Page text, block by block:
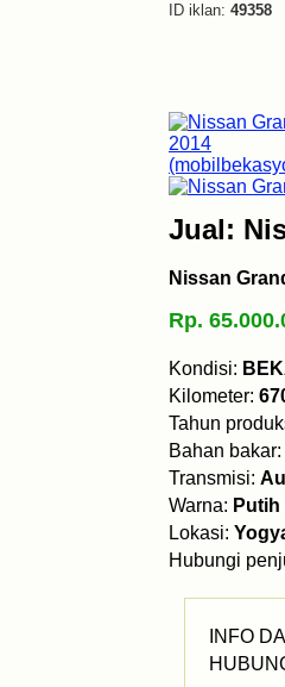
ID iklan: 49358
Jual:
Nissan
Rp.
Kondisi:
Kilometer:
Tahun
Bahan bakar:
Transmisi:
Warna: Putih
Lokasi:
Hubungi
INFO